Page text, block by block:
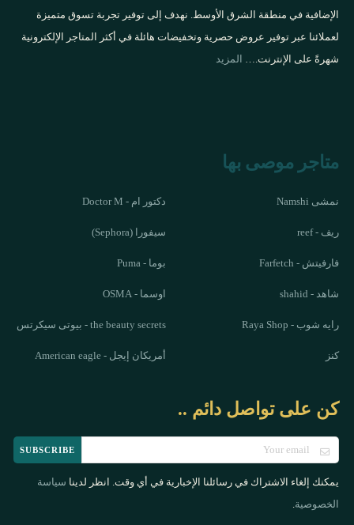
الإضافية في منطقة الشرق الأوسط. نهدف إلى توفير تجربة تسوق متميزة
لعملائنا عبر توفير عروض حصرية وتخفيضات هائلة في أكثر المتاجر الإلكترونية
شهرةً على الإنترنت.…
المزيد
متاجر موصى بها
نمشى Namshi دكتور ام - Doctor M
ريف - reef سيفورا (Sephora)
فارفيتش - Farfetch بوما - Puma
شاهد - shahid اوسما - OSMA
رايه شوب - Raya Shop the beauty secrets - بيوتى سيكرتس
كنز أمريكان إيجل - American eagle
كن على تواصل دائم ..
SUBSCRIBE
يمكنك إلغاء الاشتراك في رسائلنا الإخبارية في أي وقت. انظر لدينا سياسة
الخصوصية.